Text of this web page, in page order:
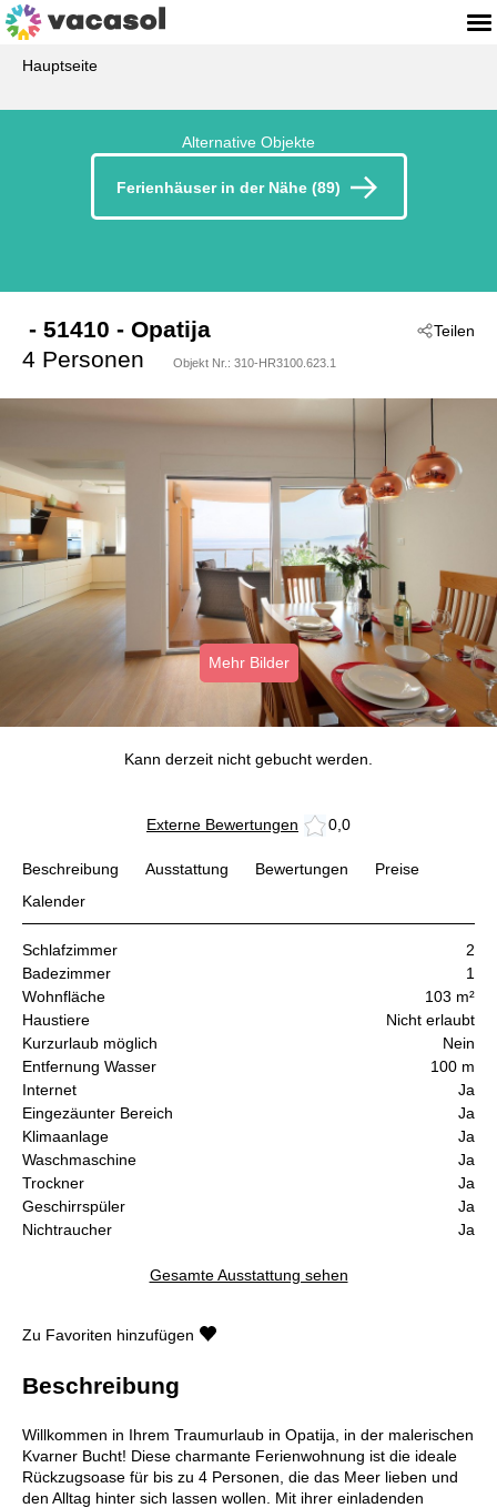
Hauptseite
Alternative Objekte
Ferienhäuser in der Nähe (89)
Teilen
- 51410 - Opatija
4 Personen
Objekt Nr.: 310-HR3100.623.1
Mehr Bilder
Kann derzeit nicht gebucht werden.
Externe Bewertungen 0,0
Beschreibung Ausstattung Bewertungen
Preise
Kalender
Schlafzimmer
2
Badezimmer
1
Wohnfläche
103 m²
Haustiere
Nicht erlaubt
Kurzurlaub möglich
Nein
Entfernung Wasser
100 m
Internet
Ja
Eingezäunter Bereich
Ja
Klimaanlage
Ja
Waschmaschine
Ja
Trockner
Ja
Geschirrspüler
Ja
Nichtraucher
Ja
Gesamte Ausstattung sehen
Zu Favoriten hinzufügen
Beschreibung
Willkommen in Ihrem Traumurlaub in Opatija, in der malerischen
Kvarner Bucht! Diese charmante Ferienwohnung ist die ideale
Rückzugsoase für bis zu 4 Personen, die das Meer lieben und
den Alltag hinter sich lassen wollen. Mit ihrer einladenden